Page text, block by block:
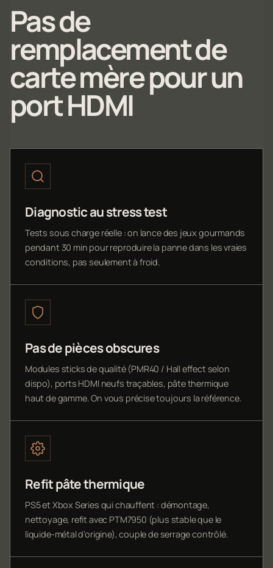
Pas de
remplacement de
carte mère pour un
port HDMI
Diagnostic au stress test
Tests sous charge réelle : on lance des jeux gourmands
pendant 30 min pour reproduire la panne dans les vraies
conditions, pas seulement à froid.
Pas de pièces obscures
Modules sticks de qualité (PMR40 / Hall effect selon
dispo), ports HDMI neufs traçables, pâte thermique
haut de gamme. On vous précise toujours la référence.
Refit pâte thermique
PS5 et Xbox Series qui chauffent : démontage,
nettoyage, refit avec PTM7950 (plus stable que le
liquide-métal d'origine), couple de serrage contrôlé.